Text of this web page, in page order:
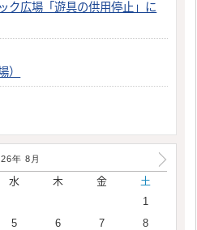
ク広場「遊具の供用停止」に
）
年 8 月
水 木 金
土
1
5 6 7
8